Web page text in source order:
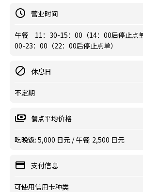
营业时间
午餐 11：30-15：00（14：00后停止点
00-23：00（22：00后停止点单）
休息日
不定期
餐点平均价格
吃晚饭: 5,000 日元 / 午餐: 2,500 日元
支付信息
可使用信用卡种类